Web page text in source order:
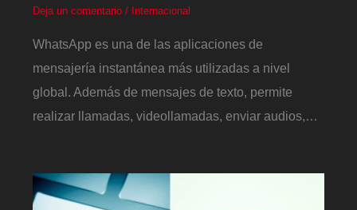
Deja un comentario / Internacional
WhatsApp es una de las aplicaciones de
mensajería instantánea más utilizadas a nivel
global. Además de mensajes de texto, permite
realizar llamadas, videollamadas, enviar audios,…